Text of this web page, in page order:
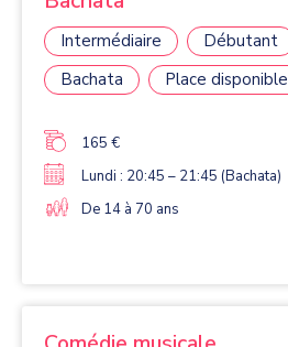
Intermédiaire Débutant
Bachata
Place disponible
165 €
Lundi : 20:45 – 21:45 (Bachata)
De 14 à 70 ans